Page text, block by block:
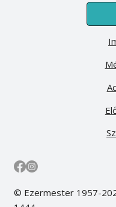
© Ezermester 1957-